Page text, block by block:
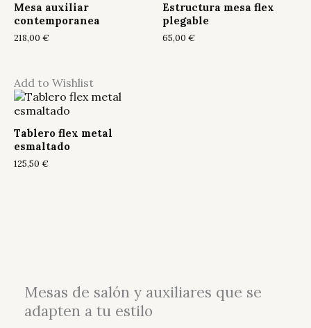
Mesa auxiliar
contemporanea
218,00 €
Estructura mesa flex
plegable
65,00 €
Add to Wishlist
Tablero flex metal
esmaltado
125,50 €
Mesas de salón y auxiliares que se
adapten a tu estilo